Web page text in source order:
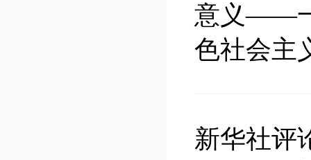
意义——
色社会主
新华社评